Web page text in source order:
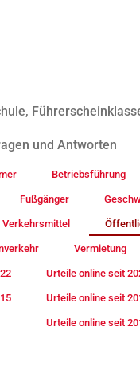
und Antworten
Betriebsführung
Fußgänger
Vermietung
Urteile online seit
Urteile online seit
Urteile online seit